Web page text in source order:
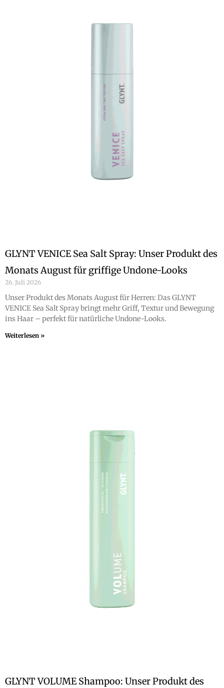
GLYNT VENICE Sea Salt Spray: Unser Produkt des
Monats August für griffige Undone-Looks
26. Juli 2026
Unser Produkt des Monats August für Herren: Das GLYNT
VENICE Sea Salt Spray bringt mehr Griff, Textur und Bewegung
ins Haar – perfekt für natürliche Undone-Looks.
Weiterlesen »
GLYNT VOLUME Shampoo: Unser Produkt des